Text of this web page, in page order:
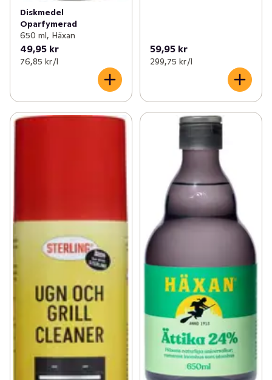
Diskmedel
Oparfymerad
650 ml, Häxan
49,95 kr
76,85 kr /l
59,95 kr
299,75 kr /l